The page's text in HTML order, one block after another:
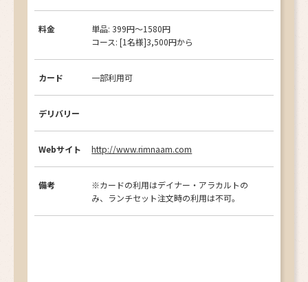
料金
単品: 399円〜1580円
コース: [1名様]3,500円から
カード 一部利用可
デリバリー
Webサイト http://www.rimnaam.com
備考
※カードの利用はデイナー・アラカルトの
み、ランチセット注文時の利用は不可。